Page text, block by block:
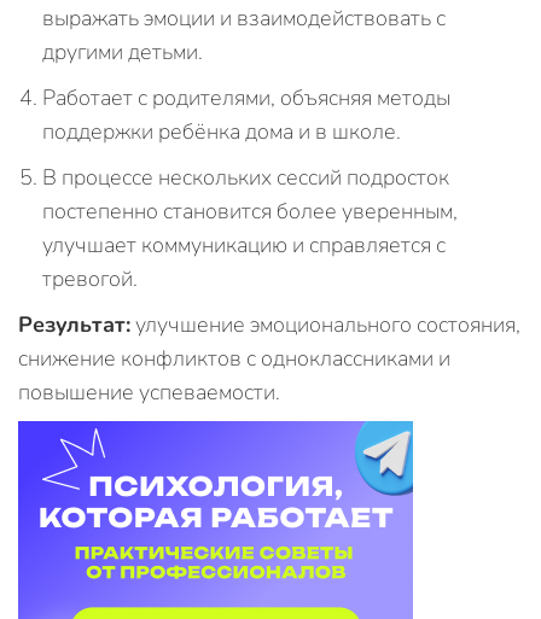
выражать эмоции и взаимодействовать с
другими детьми.
Работает с родителями, объясняя методы
поддержки ребёнка дома и в школе.
В процессе нескольких сессий подросток
постепенно становится более уверенным,
улучшает коммуникацию и справляется с
тревогой.
Результат:улучшение эмоционального состояния,
снижение конфликтов с одноклассниками и
повышение успеваемости.